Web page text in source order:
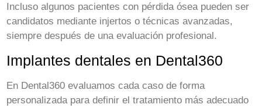
Incluso algunos pacientes con pérdida ósea pueden ser
candidatos mediante injertos o técnicas avanzadas,
siempre después de una evaluación profesional.
Implantes dentales en Dental360
En Dental360 evaluamos cada caso de forma
personalizada para definir el tratamiento más adecuado